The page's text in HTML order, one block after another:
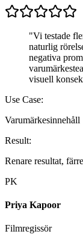
"Vi testade
naturlig
negativa
visuell
Use Case:
Varumärkesinnehåll
Result:
Renare resultat,
PK
Priya Kapoor
Filmregissör